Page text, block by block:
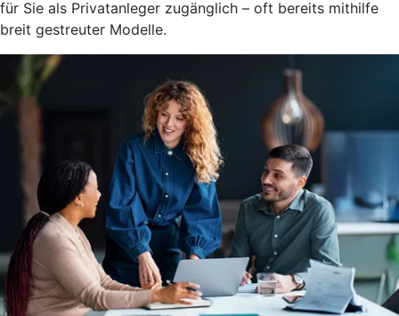
für Sie als Privatanleger zugänglich – oft bereits mithilfe
breit gestreuter Modelle.